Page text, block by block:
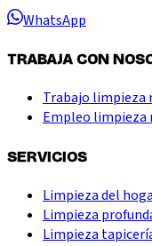
WhatsApp
TRABAJA CON
Trabajo limpieza
Empleo limpieza
SERVICIOS
Limpieza del
Limpieza
Limpieza